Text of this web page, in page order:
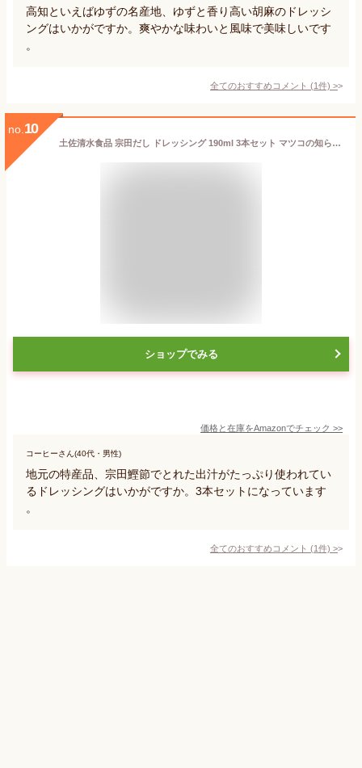
高知といえばゆずの名産地、ゆずと香り高い胡麻のドレッシ
ングはいかがですか。爽やかな味わいと風味で美味しいです
。
全てのおすすめコメント (1件) >
no. 10
土佐清水食品 宗田だし ドレッシング 190ml 3本セット マツコの知らない世界 ドレッシングの世界 で紹介 （ にんじんドレッシング 和風ノンオイルドレッシング 小夏ノンオイルドレッシング ） 箸もしくはティッシュセット
ショップでみる
価格と在庫をAmazonでチェック >>
コーヒーさん(40代・男性)
地元の特産品、宗田鰹節でとれた出汁がたっぷり使われてい
るドレッシングはいかがですか。3本セットになっています
。
全てのおすすめコメント (1件) >